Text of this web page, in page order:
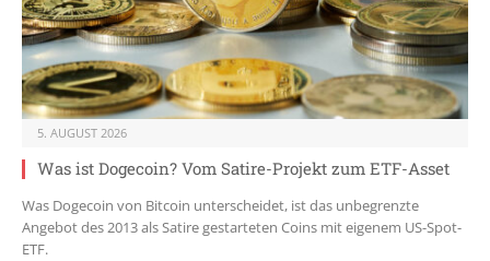
5. AUGUST 2026
Was ist Dogecoin? Vom Satire-Projekt zum ETF-Asset
Was Dogecoin von Bitcoin unterscheidet, ist das unbegrenzte
Angebot des 2013 als Satire gestarteten Coins mit eigenem US-Spot-
ETF.